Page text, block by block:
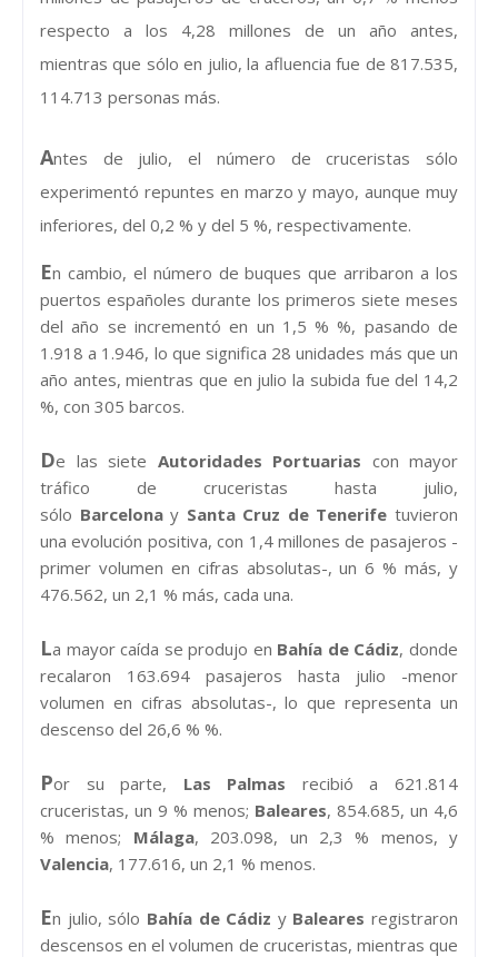
respecto a los 4,28 millones de un año antes,
mientras que sólo en julio, la afluencia fue de 817.535,
114.713 personas más.
Antes de julio, el número de cruceristas sólo
experimentó repuntes en marzo y mayo, aunque muy
inferiores, del 0,2 % y del 5 %, respectivamente.
En cambio, el número de buques que arribaron a los
puertos españoles durante los primeros siete meses
del año se incrementó en un 1,5 % %, pasando de
1.918 a 1.946, lo que significa 28 unidades más que un
año antes, mientras que en julio la subida fue del 14,2
%, con 305 barcos.
De las siete Autoridades Portuarias con mayor
tráfico de cruceristas hasta julio,
sólo Barcelonay Santa Cruz de Tenerife tuvieron
una evolución positiva, con 1,4 millones de pasajeros -
primer volumen en cifras absolutas-, un 6 % más, y
476.562, un 2,1 % más, cada una.
La mayor caída se produjo en Bahía de Cádiz, donde
recalaron 163.694 pasajeros hasta julio -menor
volumen en cifras absolutas-, lo que representa un
descenso del 26,6 % %.
Por su parte, Las Palmas recibió a 621.814
cruceristas, un 9 % menos; Baleares, 854.685, un 4,6
% menos; Málaga, 203.098, un 2,3 % menos, y
Valencia, 177.616, un 2,1 % menos.
En julio, sólo Bahía de Cádiz y Baleares registraron
descensos en el volumen de cruceristas, mientras que